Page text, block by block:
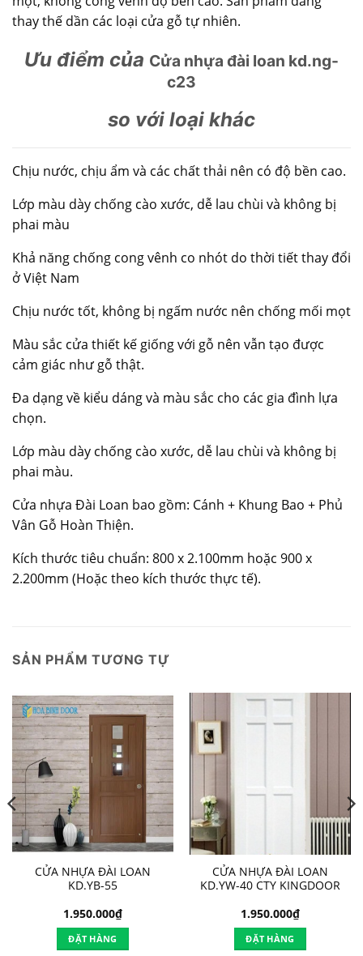
thay thế dần các loại cửa gỗ tự nhiên.
Ưu điểm của Cửa nhựa đài loan kd.ng-
c23
so với loại khác
Chịu nước, chịu ẩm và các chất thải nên có độ bền cao.
Lớp màu dày chống cào xước, dễ lau chùi và không bị
phai màu
Khả năng chống cong vênh co nhót do thời tiết thay đổi
ở Việt Nam
Chịu nước tốt, không bị ngấm nước nên chống mối mọt
Màu sắc cửa thiết kế giống với gỗ nên vẫn tạo được
cảm giác như gỗ thật.
Đa dạng về kiểu dáng và màu sắc cho các gia đình lựa
chọn.
Lớp màu dày chống cào xước, dễ lau chùi và không bị
phai màu.
Cửa nhựa Đài Loan bao gồm: Cánh + Khung Bao + Phủ
Vân Gỗ Hoàn Thiện.
Kích thước tiêu chuẩn: 800 x 2.100mm hoặc 900 x
2.200mm (Hoặc theo kích thước thực tế).
SẢN PHẨM TƯƠNG TỰ
CỬA NHỰA ĐÀI LOAN
KD.YB-55
1.950.000₫
ĐẶT HÀNG
CỬA NHỰA ĐÀI LOAN
KD.YW-40 CTY KINGDOOR
1.950.000₫
ĐẶT HÀNG